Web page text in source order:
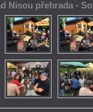
Nisou přehrada -